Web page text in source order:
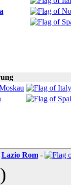
Lazio Rom -